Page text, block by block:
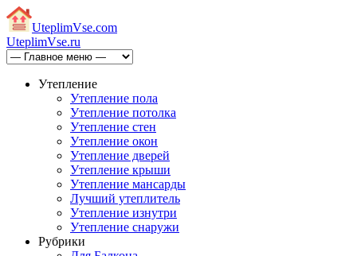
UteplimVse.com
UteplimVse.ru
Утепление
Утепление пола
Утепление потолка
Утепление стен
Утепление окон
Утепление дверей
Утепление крыши
Утепление мансарды
Лучший утеплитель
Утепление изнутри
Утепление снаружи
Рубрики